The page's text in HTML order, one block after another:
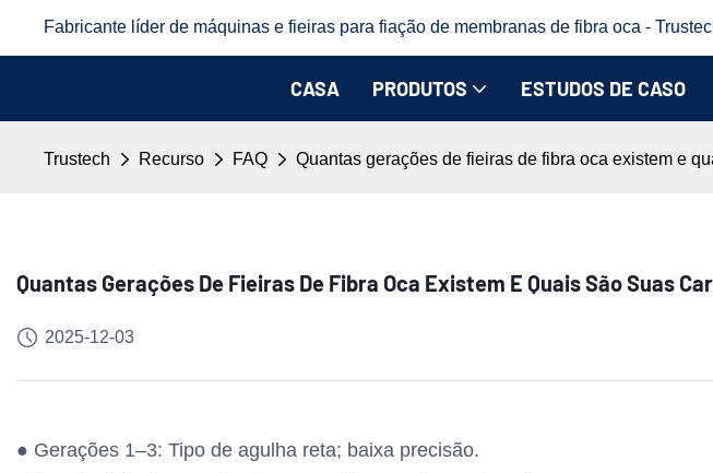
Fabricante líder de máquinas e fieiras para fiação de membranas de fibra oca -
CASA PRODUTOS ESTUDOS DE CASO
Trustech Recurso FAQ Quantas gerações de fieiras de fibra oca existem e
Quantas Gerações De Fieiras De Fibra Oca Existem E Quais São Suas
2025-12-03
● Gerações 1–3: Tipo de agulha reta; baixa precisão.